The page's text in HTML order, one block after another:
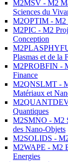
M2MSV - M2
Sciences du
M2OPTIM - M2
M2PIC - M2
Conception
Plasmas et de la
M2PROBFIN -
Finance
M2QNSLMT -
Matériaux et
Quantiques
M2SMNO - M2
des Nano-Objets
M2SOLIDS -
M2WAPE - M2
Energies